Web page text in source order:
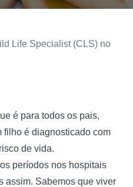
Life Specialist (CLS) no
é para todos os pais,
filho é diagnosticado com
de vida.
períodos nos hospitais
assim. Sabemos que viver